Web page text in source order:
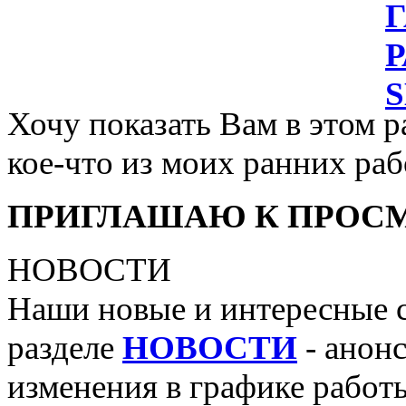
Хочу показать Вам в этом
кое-что из моих ранних
ПРИГЛАШАЮ К
НОВОСТИ
Наши новые и интересные
разделе НОВОСТИ -
изменения в графике